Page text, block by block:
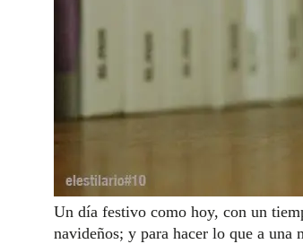
Un día festivo como hoy, con un
navideños; y para hacer lo que a una